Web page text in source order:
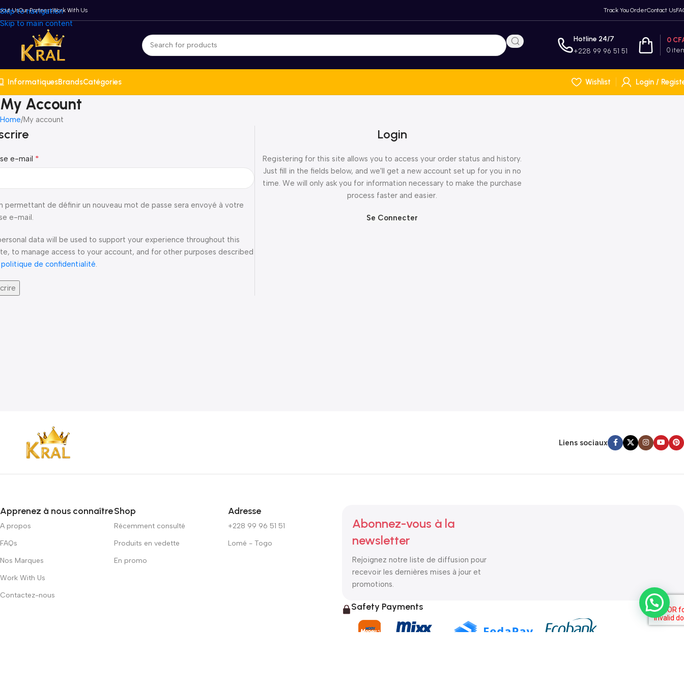
Skip to navigation
Skip to main content
UsOur PartnersWork With Us Track You OrderContact Us
Hotline 24/7
+228 99 96 51 51 0
0
InformatiquesBrandsCatégories Wishlist Login /
My Account
Home My account
e-mail *
permettant de définir un nouveau mot de passe sera envoyé à votre
e-mail.
data will be used to support your experience throughout this
to manage access to your account, and for other purposes described
politique de confidentialité.
Login
Registering for this site allows you to access your order status and history.
Just fill in the fields below, and we'll get a new account set up for you in no
time. We will only ask you for information necessary to make the purchase
process faster and easier.
Se Connecter
Liens sociaux
Apprenez à nous connaître
A propos
FAQs
Nos Marques
Work With Us
Contactez-nous
Shop
Récemment consulté
Produits en vedette
En promo
Adresse
+228 99 96 51 51
Lomé - Togo
Abonnez-vous à la
newsletter
Rejoignez notre liste de diffusion pour
recevoir les dernières mises à jour et
promotions.
Safety Payments